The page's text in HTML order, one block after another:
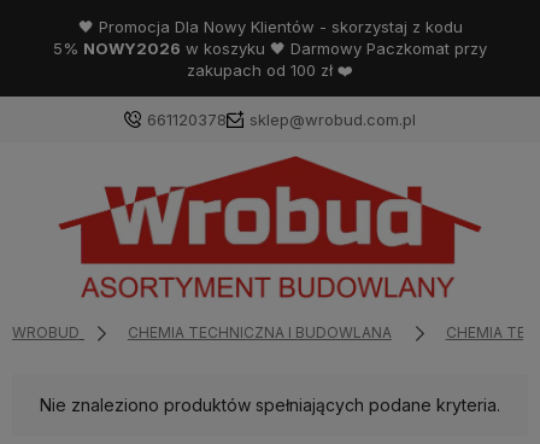
🖤 Promocja Dla Nowy Klientów - skorzystaj z kodu
5% NOWY2026 w koszyku 🖤 Darmowy Paczkomat przy
zakupach od 100 zł ❤️
661120378 sklep@wrobud.com.pl
WROBUD CHEMIA TECHNICZNA I BUDOWLANA CHEMIA
Nie znaleziono produktów spełniających podane kryteria.